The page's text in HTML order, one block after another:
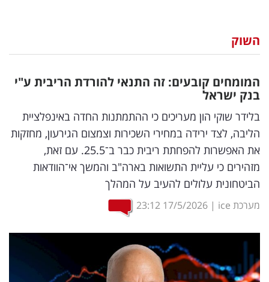
וצרכנות
דיגיטל
וטק
שיווק
ופרסום
משפט
ומחקרים
דעות
השוק
המומחים קובעים: זה התנאי להורדת הריבית ע"י
בנק ישראל
בלידר שוקי הון מעריכים כי ההתמתנות החדה באינפלציית
הליבה, לצד ירידה במחירי השכירות וצמצום הגירעון, מחזקות
את האפשרות להפחתת ריבית כבר ב־25.5. עם זאת,
מזהירים כי עליית התשואות בארה"ב והמשך אי־הוודאות
הביטחונית עלולים להעיב על המהלך
מערכת ice |
17/5/2026
23:12